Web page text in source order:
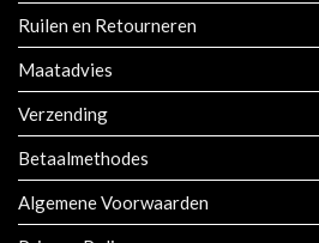
Ruilen en Retourneren
Maatadvies
Verzending
Betaalmethodes
Algemene Voorwaarden